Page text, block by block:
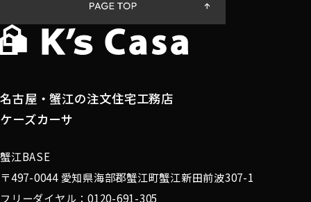
名古屋・蟹江の注文住宅工務店
ケーズカーサ
蟹江BASE
〒497-0044 愛知県海部郡蟹江町蟹江新田前波307-1
フリーダイヤル：0120-691-305